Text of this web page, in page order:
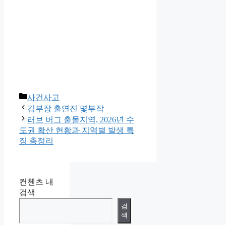
카
테
고
리
사건사고
김부장 출연진 몇부작
러브 버그 출몰지역, 2026년 수
도권 확산 현황과 지역별 발생 특
징 총정리
컨첸츠 내
검색
검
색